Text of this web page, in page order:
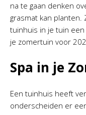
na te gaan denken
grasmat kan
tuinhuis in je tuin
je zomertuin voor
Spa in je
Een tuinhuis heeft
onderscheiden er